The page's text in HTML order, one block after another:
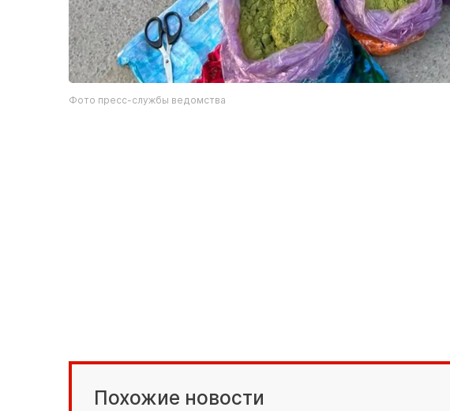
Фото пресс-службы ведомства
Похожие новости